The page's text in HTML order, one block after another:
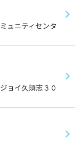
ュニティセンタ
ョイ久須志３０